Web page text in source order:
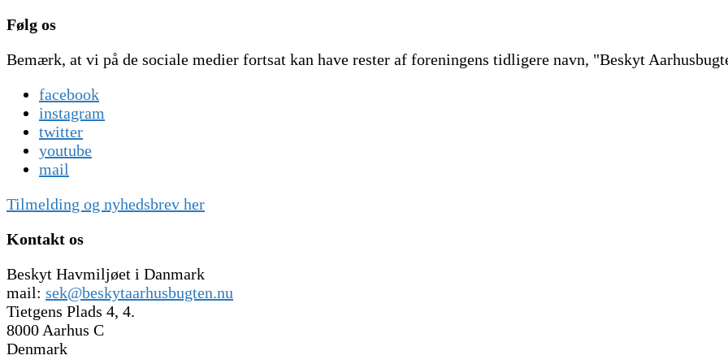
Følg os
Bemærk, at vi på de sociale medier fortsat kan have rester af foreningens tidligere navn, "Beskyt
facebook
instagram
twitter
youtube
mail
Tilmelding og nyhedsbrev her
Kontakt os
Beskyt Havmiljøet i Danmark
mail: sek@beskytaarhusbugten.nu
Tietgens Plads 4, 4.
8000 Aarhus C
Denmark